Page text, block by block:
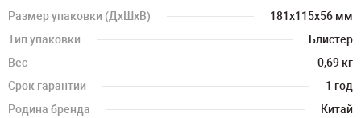
Размер упаковки (ДхШхВ)
181х115х56 мм
Тип упаковки
Блистер
Вес
0,69 кг
Срок гарантии
1 год
Родина бренда
Китай